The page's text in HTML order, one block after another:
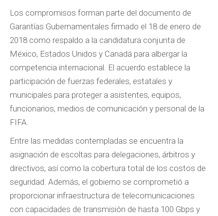
Los compromisos forman parte del documento de
Garantías Gubernamentales firmado el 18 de enero de
2018 como respaldo a la candidatura conjunta de
México, Estados Unidos y Canadá para albergar la
competencia internacional. El acuerdo establece la
participación de fuerzas federales, estatales y
municipales para proteger a asistentes, equipos,
funcionarios, medios de comunicación y personal de la
FIFA.
Entre las medidas contempladas se encuentra la
asignación de escoltas para delegaciones, árbitros y
directivos, así como la cobertura total de los costos de
seguridad. Además, el gobierno se comprometió a
proporcionar infraestructura de telecomunicaciones
con capacidades de transmisión de hasta 100 Gbps y